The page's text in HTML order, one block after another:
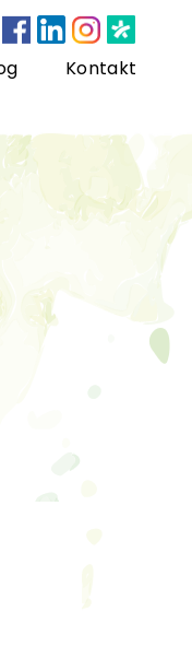
Kontakt
dla dzieci i